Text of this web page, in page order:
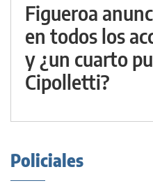
Figueroa
en todos los
y ¿un cuarto
Cipolletti?
Policiales